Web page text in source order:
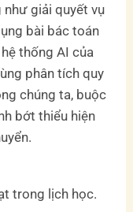
giải quyết vụ
bài bác toán
thống AI của
phân tích quy
chúng ta, buộc
bớt thiểu hiện
trong lịch học.